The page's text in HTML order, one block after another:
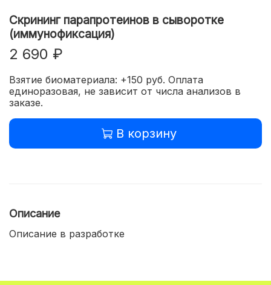
Скрининг парапротеинов в сыворотке
(иммунофиксация)
2 690 ₽
Взятие биоматериала: +150 руб. Оплата
единоразовая, не зависит от числа анализов в
заказе.
В корзину
Описание
Описание в разработке